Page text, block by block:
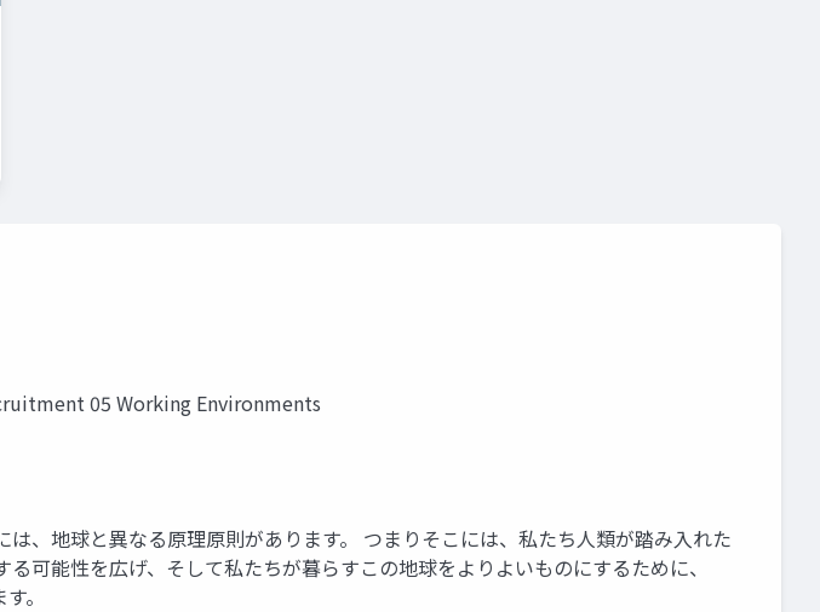
05 Working Environments
、地球と異なる原理原則があります。 つまりそこには、私たち人類が踏み入れた
可能性を広げ、そして私たちが暮らすこの地球をよりよいものにするために、
。